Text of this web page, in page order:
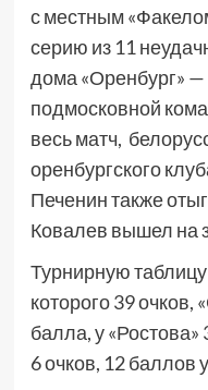
с местным
серию из 11
дома «Оренбург» —
подмосковной
весь матч,
оренбургского
Печенин также
Ковалев вышел на
Турнирную таблицу
которого 39 очков,
балла, у
6 очков, 12 баллов